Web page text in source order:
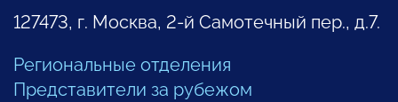
127473, г. Москва, 2-й Самотечный пер., д.7.
Региональные отделения
Представители за рубежом